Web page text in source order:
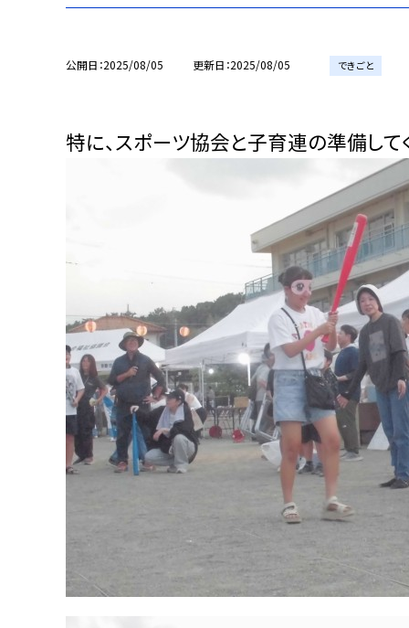
公開日 2025/08/05 更新日 2025/08/05 できごと
特に、スポーツ協会と子育連の準備し